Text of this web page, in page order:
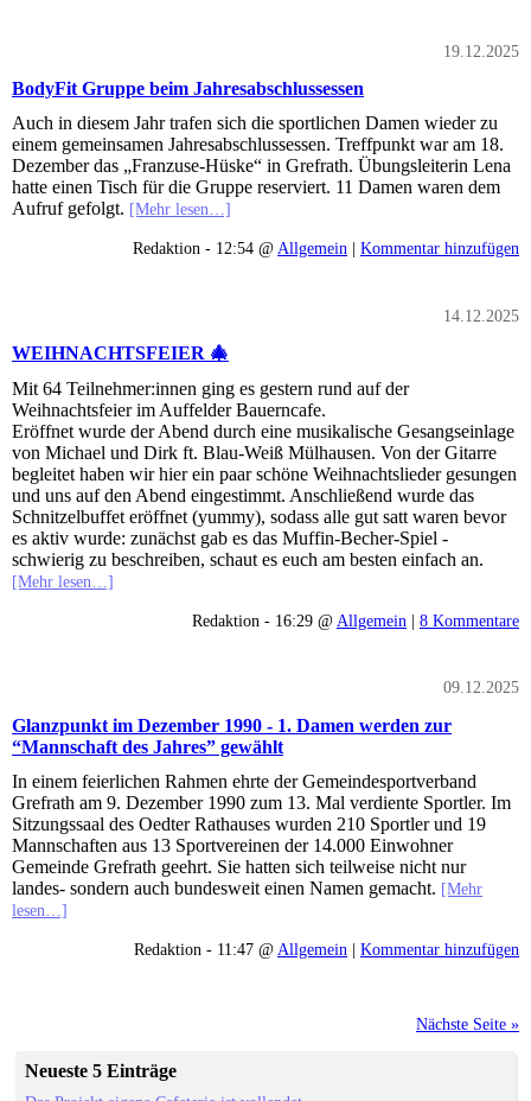
19.12.2025
BodyFit Gruppe beim Jahresabschlussessen
Auch in diesem Jahr trafen sich die sportlichen Damen wieder zu
einem gemeinsamen Jahresabschlussessen. Treffpunkt war am 18.
Dezember das „Franzuse-Hüske“ in Grefrath. Übungsleiterin Lena
hatte einen Tisch für die Gruppe reserviert. 11 Damen waren dem
Aufruf gefolgt. [Mehr lesen…]
Redaktion - 12:54 @Allgemein | Kommentar hinzufügen
14.12.2025
WEIHNACHTSFEIER 🎄
Mit 64 Teilnehmer:innen ging es gestern rund auf der
Weihnachtsfeier im Auffelder Bauerncafe.
Eröffnet wurde der Abend durch eine musikalische Gesangseinlage
von Michael und Dirk ft. Blau-Weiß Mülhausen. Von der Gitarre
begleitet haben wir hier ein paar schöne Weihnachtslieder gesungen
und uns auf den Abend eingestimmt. Anschließend wurde das
Schnitzelbuffet eröffnet (yummy), sodass alle gut satt waren bevor
es aktiv wurde: zunächst gab es das Muffin-Becher-Spiel -
schwierig zu beschreiben, schaut es euch am besten einfach an.
[Mehr lesen…]
Redaktion - 16:29 @ Allgemein | 8 Kommentare
09.12.2025
Glanzpunkt im Dezember 1990 - 1. Damen werden zur
“Mannschaft des Jahres” gewählt
In einem feierlichen Rahmen ehrte der Gemeindesportverband
Grefrath am 9. Dezember 1990 zum 13. Mal verdiente Sportler. Im
Sitzungssaal des Oedter Rathauses wurden 210 Sportler und 19
Mannschaften aus 13 Sportvereinen der 14.000 Einwohner
Gemeinde Grefrath geehrt. Sie hatten sich teilweise nicht nur
landes- sondern auch bundesweit einen Namen gemacht. [Mehr
lesen…]
Redaktion - 11:47 @ Allgemein | Kommentar hinzufügen
Nächste Seite »
Neueste 5 Einträge